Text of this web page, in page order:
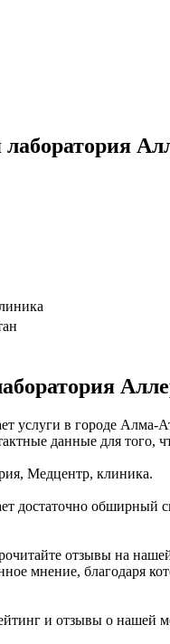
услуги в городе
данные для того,
Медцентр, клиника.
достаточно
отзывы на
мнение, благодаря
и отзывы о нашей